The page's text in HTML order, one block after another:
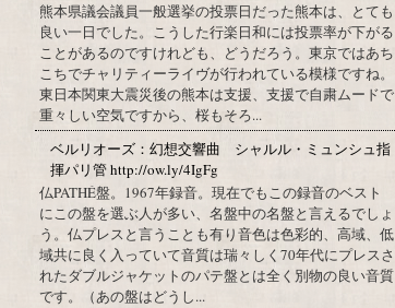
熊本県議会議員一般選挙の投票日だった熊本は、とても
良い一日でした。こうした行楽日和には投票率が下がる
ことがあるのですけれども、どうだろう。東京ではあち
こちでチャリティーライヴが行われている模様ですね。
東日本関東大震災後の熊本は支援、支援で自粛ムードで
重々しい空気ですから、桜もそろ...
ベルリオーズ：幻想交響曲 シャルル・ミュンシュ指
揮パリ管 http://ow.ly/4IgFg
仏PATHÉ盤。1967年録音。現在でもこの録音のベスト
にこの盤を選ぶ人が多い、名盤中の名盤と言えるでしょ
う。仏プレスと言うことも有り音色は色彩的、高域、低
域共に良く入っていて音質は瑞々しく70年代にプレスさ
れたダブルジャケットのパテ盤とは全く別物の良い音質
です。（あの盤はどうし...